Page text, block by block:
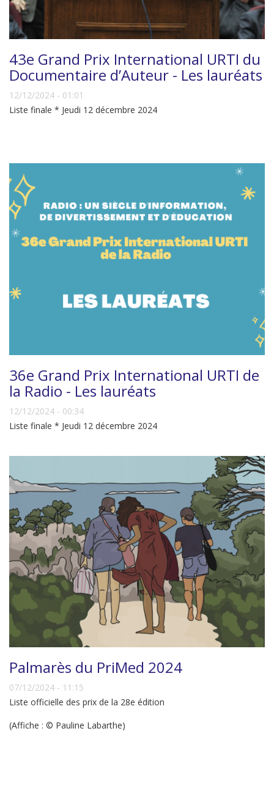
43e Grand Prix International URTI du
Documentaire d’Auteur - Les lauréats
12/12/2024 - 01:01
Liste finale * Jeudi 12 décembre 2024
36e Grand Prix International URTI de
la Radio - Les lauréats
12/12/2024 - 00:34
Liste finale * Jeudi 12 décembre 2024
Palmarès du PriMed 2024
07/12/2024 - 11:15
Liste officielle des prix de la 28e édition
(Affiche : © Pauline Labarthe)